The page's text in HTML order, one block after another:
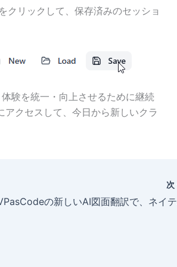
クリックして、保存済みのセッショ
験を統一・向上させるために継続
クセスして、今日から新しいクラ
次